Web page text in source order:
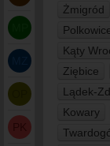
Żmigród
Kąty
Ziębice
Lądek-
Kowary